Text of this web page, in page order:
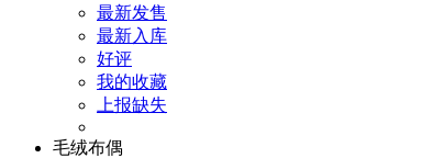
最新发售
最新入库
好评
我的收藏
上报缺失
毛绒布偶